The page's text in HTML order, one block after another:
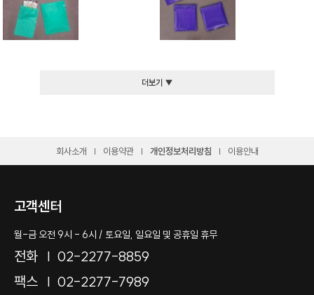
더보기 ▼
회사소개 이용약관 개인정보처리방침 이용안내
고객센터
월-금 오전 9시 - 6시 / 토요일, 일요일 및 공휴일 휴무
전화
02-2277-8859
팩스
02-2277-7989